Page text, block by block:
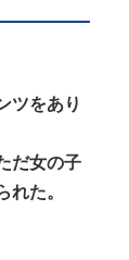
ツをあり
だ女の子
れた。